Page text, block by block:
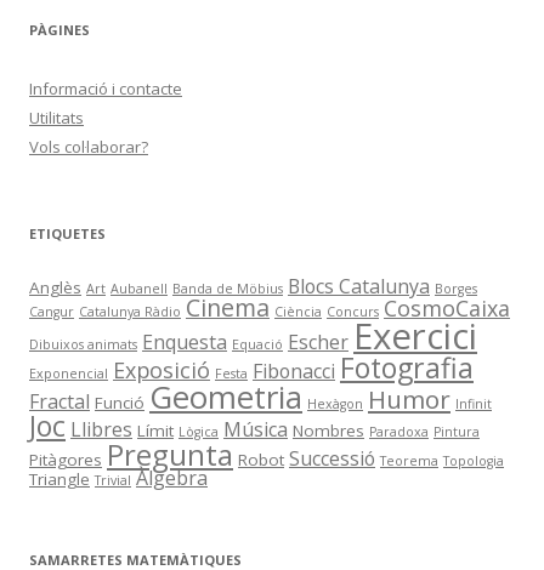
PÀGINES
Informació i contacte
Utilitats
Vols col·laborar?
ETIQUETES
Anglès Art Aubanell Banda de Möbius Blocs Catalunya Borges
Cangur Catalunya Ràdio Cinema Ciència Concurs CosmoCaixa
Dibuixos animats Enquesta Equació Escher Exercici
Exponencial Exposició Festa Fibonacci Fotografia
Fractal Funció Geometria Hexàgon Humor Infinit
Joc Llibres Límit Lògica Música Nombres Paradoxa Pintura
Pitàgores Pregunta Robot Successió Teorema Topologia
Triangle Trivial Àlgebra
SAMARRETES MATEMÀTIQUES